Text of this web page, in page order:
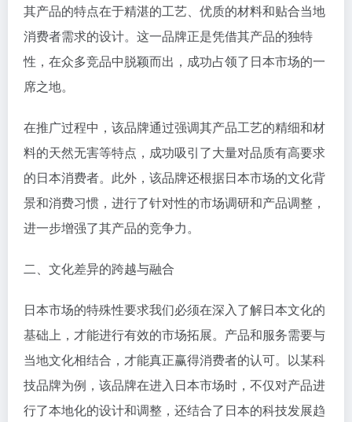
其产品的特点在于精湛的工艺、优质的材料和贴合当地
消费者需求的设计。这一品牌正是凭借其产品的独特
性，在众多竞品中脱颖而出，成功占领了日本市场的一
席之地。
在推广过程中，该品牌通过强调其产品工艺的精细和材
料的天然无害等特点，成功吸引了大量对品质有高要求
的日本消费者。此外，该品牌还根据日本市场的文化背
景和消费习惯，进行了针对性的市场调研和产品调整，
进一步增强了其产品的竞争力。
二、文化差异的跨越与融合
日本市场的特殊性要求我们必须在深入了解日本文化的
基础上，才能进行有效的市场拓展。产品和服务需要与
当地文化相结合，才能真正赢得消费者的认可。以某科
技品牌为例，该品牌在进入日本市场时，不仅对产品进
行了本地化的设计和调整，还结合了日本的科技发展趋